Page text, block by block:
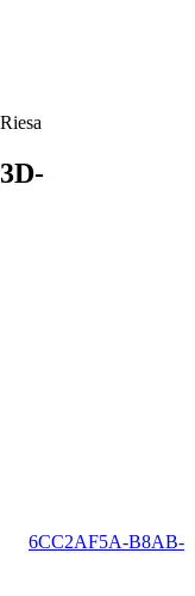
6CC2AF5A-B8AB-